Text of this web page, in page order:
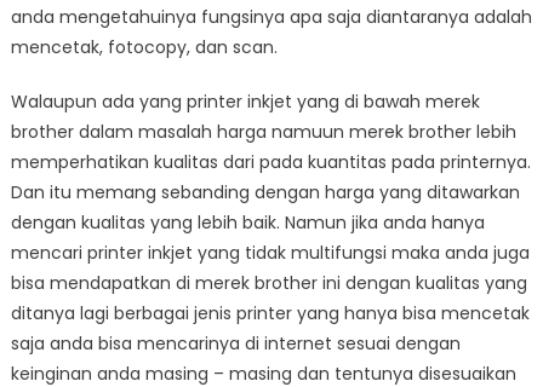
anda mengetahuinya fungsinya apa saja diantaranya adalah
mencetak, fotocopy, dan scan.
Walaupun ada yang printer inkjet yang di bawah merek
brother dalam masalah harga namuun merek brother lebih
memperhatikan kualitas dari pada kuantitas pada printernya.
Dan itu memang sebanding dengan harga yang ditawarkan
dengan kualitas yang lebih baik. Namun jika anda hanya
mencari printer inkjet yang tidak multifungsi maka anda juga
bisa mendapatkan di merek brother ini dengan kualitas yang
ditanya lagi berbagai jenis printer yang hanya bisa mencetak
saja anda bisa mencarinya di internet sesuai dengan
keinginan anda masing – masing dan tentunya disesuaikan